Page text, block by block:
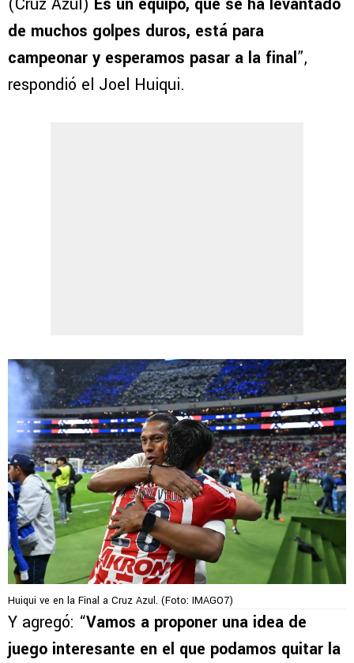
de muchos golpes duros, está para
campeonar y esperamos pasar a la final”,
respondió el Joel Huiqui.
Huiqui ve en la Final a Cruz Azul. (Foto: IMAGO7)
Y agregó: “Vamos a proponer una idea de
juego interesante en el que podamos quitar la